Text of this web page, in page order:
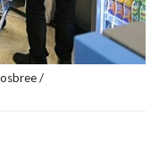
/